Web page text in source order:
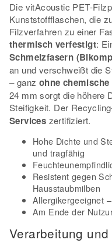
Die vitAcoustic PET-
Kunststoffflaschen, die
Filzverfahren zu einer
thermisch verfestigt:
Schmelzfasern
an und verschweißt die
– ganz ohne
24 mm sorgt die höhere
Steifigkeit. Der
Services zertifiziert.
Hohe Dichte und
und tragfähig
Resistent gegen
Hausstaubmilben
Allergikergeeignet
Am Ende der
Verarbeitung